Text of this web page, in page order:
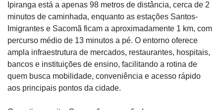
Ipiranga está a apenas 98 metros de distância, cerca de 2
minutos de caminhada, enquanto as estações Santos-
Imigrantes e Sacomã ficam a aproximadamente 1 km, com
percurso médio de 13 minutos a pé. O entorno oferece
ampla infraestrutura de mercados, restaurantes, hospitais,
bancos e instituições de ensino, facilitando a rotina de
quem busca mobilidade, conveniência e acesso rápido
aos principais pontos da cidade.